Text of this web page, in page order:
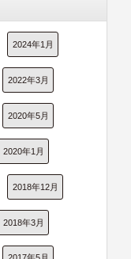
2024年1月
2022年3月
2020年5月
2020年1月
2018年12月
2018年3月